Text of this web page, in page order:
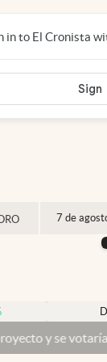
7 de
DÓLAR BNA
pasada la
in to El Cronista